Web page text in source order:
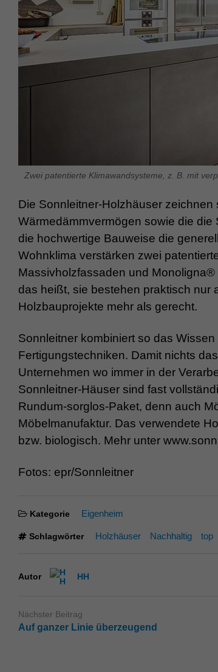
Zwei patentierte Klimawandsysteme, z. B. mit
Die Sonnleitner-Holzhäuser
Wärmedämmvermögen sowie die
die hochwertige Bauweise die
Wohnklima verstärken zwei
Massivholzfassaden und
das heißt, sie bestehen praktisch nur
Holzbauprojekte mehr als gerecht.
Sonnleitner kombiniert so das
Fertigungstechniken. Damit nichts
Unternehmen wo immer in der
Sonnleitner-Häuser sind fast
Rundum-sorglos-Paket, denn auch
Möbelmanufaktur. Das verwendete
bzw. biologisch. Mehr unter
Fotos: epr/Sonnleitner
Kategorie Eigenheim
Schlagwörter Holzhäuser Nachhaltig top
Autor HH
Nächster Beitrag
Auf ganzer Linie überzeugend